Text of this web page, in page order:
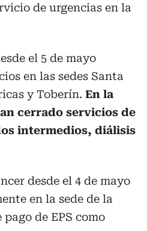
de urgencias en la
el 5 de mayo
en las sedes Santa
y Toberín. En la
cerrado servicios de
intermedios, diálisis
desde el 4 de mayo
en la sede de la
de EPS como